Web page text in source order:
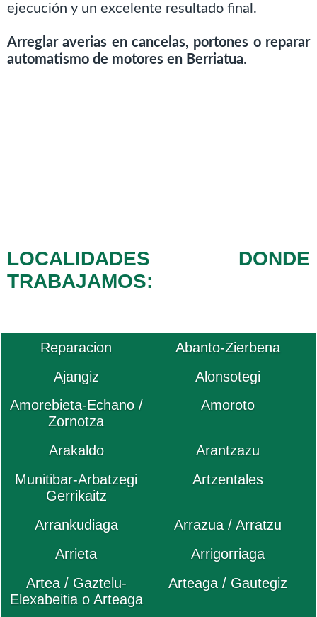
ejecución y un excelente resultado final.
Arreglar averias en cancelas, portones o reparar
automatismo de motores en Berriatua.
LOCALIDADES DONDE
TRABAJAMOS:
Reparacion
Abanto-Zierbena
Ajangiz
Alonsotegi
Amorebieta-Echano /
Zornotza
Amoroto
Arakaldo
Arantzazu
Munitibar-Arbatzegi
Gerrikaitz
Artzentales
Arrankudiaga
Arrazua / Arratzu
Arrieta
Arrigorriaga
Artea / Gaztelu-
Elexabeitia o Arteaga
Arteaga / Gautegiz